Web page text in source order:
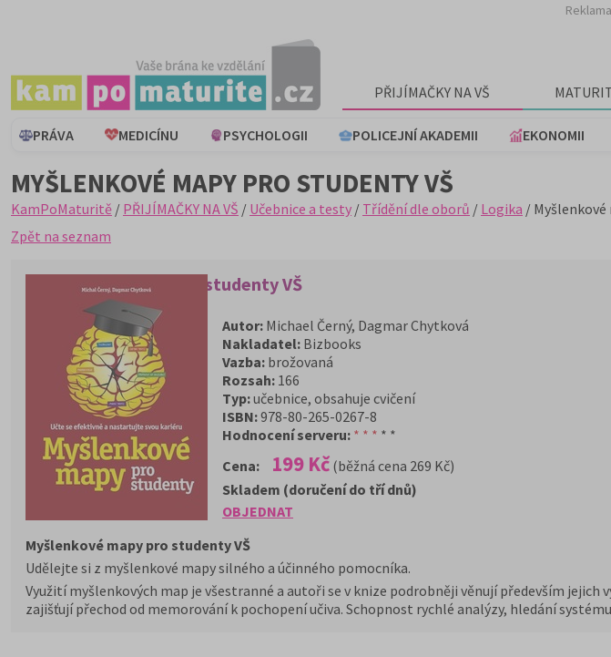
Reklama
PŘIJÍMAČKY NA VŠ
PRÁVA MEDICÍNU PSYCHOLOGII POLICEJNÍ AKADEMII EKONOMII
MYŠLENKOVÉ MAPY PRO STUDENTY VŠ
KamPoMaturitě / PŘIJÍMAČKY NA VŠ / Učebnice a testy / Třídění dle oborů / Logika / Myšlenkové
Zpět na seznam
Myšlenkové mapy pro studenty VŠ
Autor: Michael Černý, Dagmar Chytková
Nakladatel: Bizbooks
Vazba: brožovaná
Rozsah: 166
Typ:učebnice, obsahuje cvičení
ISBN:978-80-265-0267-8
Hodnocení serveru: * * * * *
Myšlenkové mapy pro studenty VŠ
Udělejte si z myšlenkové mapy silného a účinného pomocníka.
Využití myšlenkových map je všestranné a autoři se v knize podrobněji věnují především
zajišťují přechod od memorování k pochopení učiva. Schopnost rychlé analýzy, hledání
Cena: 199 Kč (běžná cena 269 Kč)
OBJEDNAT
Skladem (doručení do tří dnů)